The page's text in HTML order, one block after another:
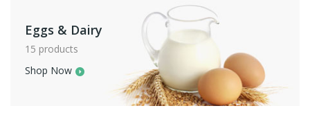
Eggs & Dairy
15 products
Shop Now